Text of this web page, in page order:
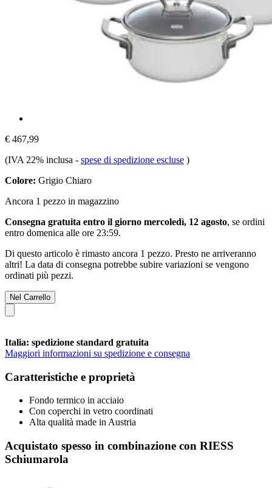
€ 467,99
(IVA 22% inclusa - spese di spedizione escluse )
Colore: Grigio Chiaro
Ancora 1 pezzo in magazzino
Consegna gratuita entro il giorno mercoledì, 12 agosto, se ordini
entro domenica alle ore 23:59.
Di questo articolo è rimasto ancora 1 pezzo. Presto ne arriveranno
altri! La data di consegna potrebbe subire variazioni se vengono
ordinati più pezzi.
Nel Carrello
Italia: spedizione standard gratuita
Maggiori informazioni su spedizione e consegna
Caratteristiche e proprietà
Fondo termico in acciaio
Con coperchi in vetro coordinati
Alta qualità made in Austria
Acquistato spesso in combinazione con RIESS
Schiumarola